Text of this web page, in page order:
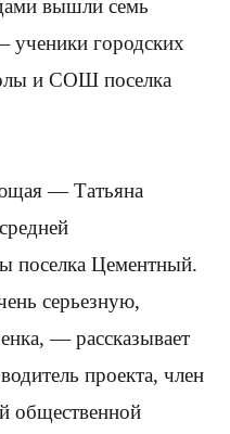
вышли семь
ученики городских
и СОШ поселка
— Татьяна
поселка Цементный.
серьезную,
— рассказывает
проекта, член
общественной